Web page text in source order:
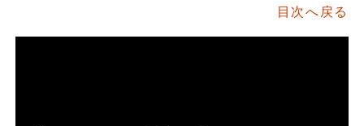
目次へ戻る